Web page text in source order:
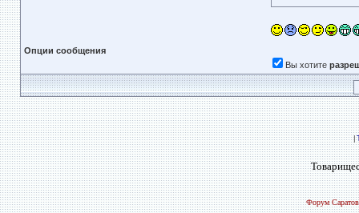
Опции сообщения
Вы хотите
|
Форум